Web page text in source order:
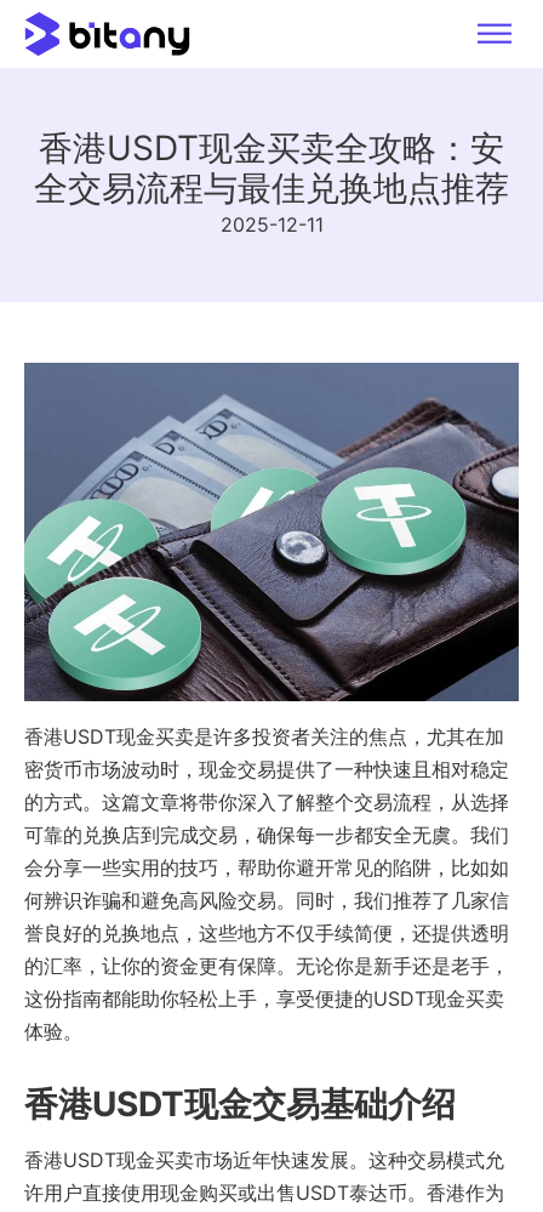
香港USDT现金买卖全攻略：安
全交易流程与最佳兑换地点推荐
2025-12-11
香港USDT现金买卖是许多投资者关注的焦点，尤其在加
密货币市场波动时，现金交易提供了一种快速且相对稳定
的方式。这篇文章将带你深入了解整个交易流程，从选择
可靠的兑换店到完成交易，确保每一步都安全无虞。我们
会分享一些实用的技巧，帮助你避开常见的陷阱，比如如
何辨识诈骗和避免高风险交易。同时，我们推荐了几家信
誉良好的兑换地点，这些地方不仅手续简便，还提供透明
的汇率，让你的资金更有保障。无论你是新手还是老手，
这份指南都能助你轻松上手，享受便捷的USDT现金买卖
体验。
香港USDT现金交易基础介绍
香港USDT现金买卖市场近年快速发展。这种交易模式允
许用户直接使用现金购买或出售USDT泰达币。香港作为